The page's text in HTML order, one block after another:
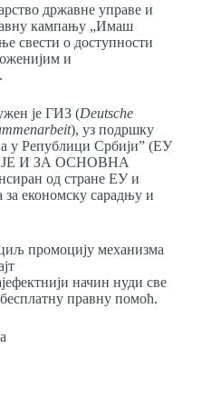
државне управе и
кампању „Имаш
свести о доступности
и
је ГИЗ (Deutsche
), уз подршку
у Републици Србији” (ЕУ
И ЗА ОСНОВНА
од стране ЕУ и
за економску сарадњу и
промоцију механизма
начин нуди све
правну помоћ.